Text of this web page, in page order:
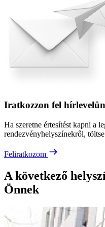
Iratkozzon fel
Ha szeretne értesítést kapni a
rendezvényhelyszínekről,
Feliratkozom
A következő
Önnek